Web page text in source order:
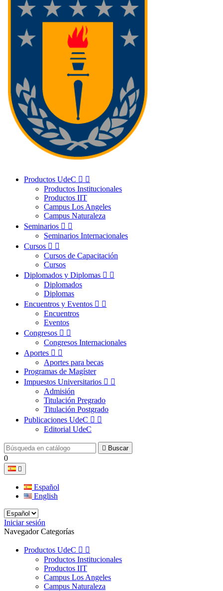
Productos UdeC  
Productos Institucionales
Productos IIT
Campus Los Angeles
Campus Naturaleza
Seminarios  
Seminarios Internacionales
Cursos  
Cursos de Capacitación
Cursos
Diplomados y Diplomas  
Diplomados
Diplomas
Encuentros y Eventos  
Encuentros
Eventos
Congresos  
Congresos Internacionales
Aportes  
Aportes para becas
Programas de Magíster
Impuestos Universitarios  
Admisión
Titulación Pregrado
Titulación Postgrado
Publicaciones UdeC  
Editorial UdeC
 Buscar
0

Español
English
Iniciar sesión
Navegador Categorías
Productos UdeC  
Productos Institucionales
Productos IIT
Campus Los Angeles
Campus Naturaleza